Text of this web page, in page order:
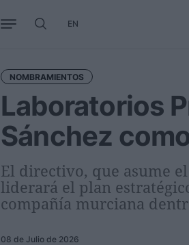
EN
NOMBRAMIENTOS
Laboratorios
Sánchez
El directivo, que asume
liderará el plan
compañía murciana
08 de Julio de 2026